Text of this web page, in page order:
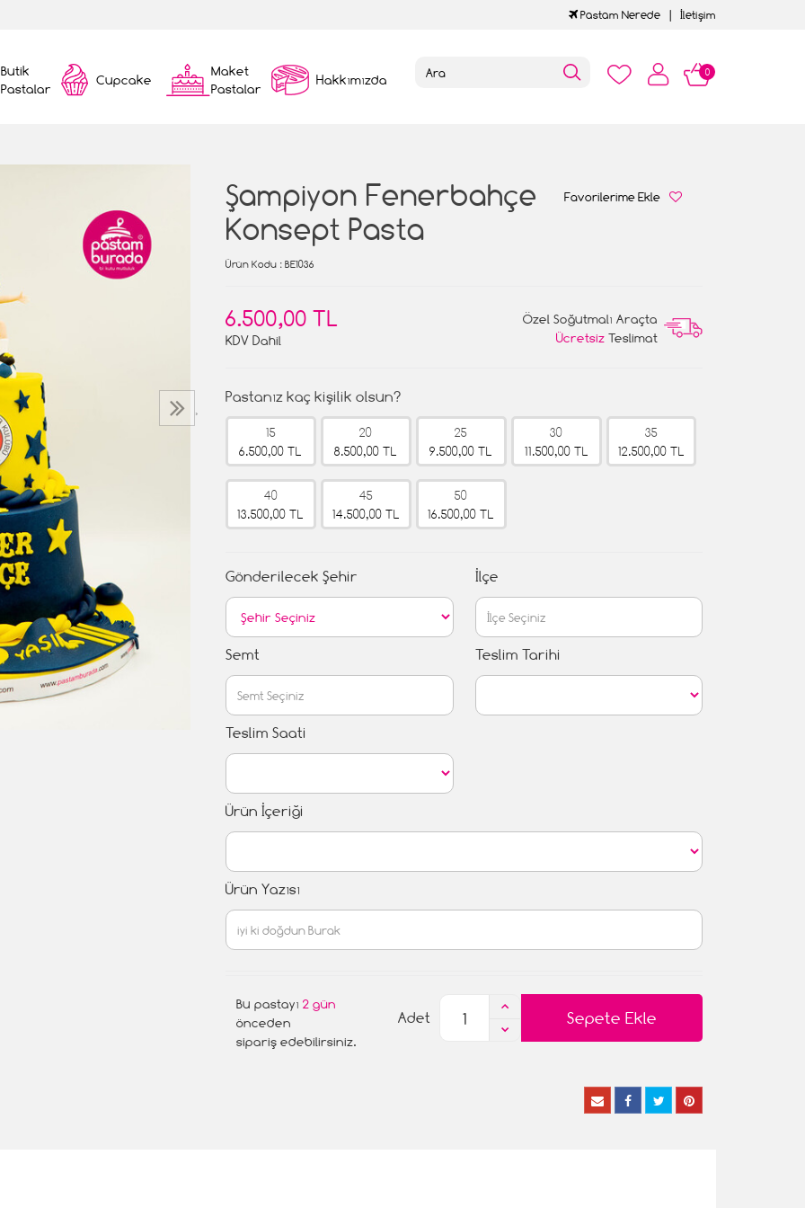
Pastam Nerede İletişim
Butik
Pastalar
Cupcake
Maket
Pastalar
Hakkımızda 0
›
Şampiyon Fenerbahçe
Konsept Pasta
Favorilerime Ekle
Ürün Kodu : BE1036
6.500,00 TL
KDV Dahil
Özel Soğutmalı Araçta
Ücretsiz Teslimat
Pastanız kaç kişilik olsun?
15
6.500,00 TL
20
8.500,00 TL
25
9.500,00 TL
30
11.500,00 TL
35
12.500,00 TL
40
13.500,00 TL
45
14.500,00 TL
50
16.500,00 TL
Gönderilecek Şehir İlçe
Semt Teslim Tarihi
Teslim Saati
Ürün İçeriği
Ürün Yazısı
Bu pastayı 2 gün
önceden
sipariş edebilirsiniz.
Sepete Ekle
Adet